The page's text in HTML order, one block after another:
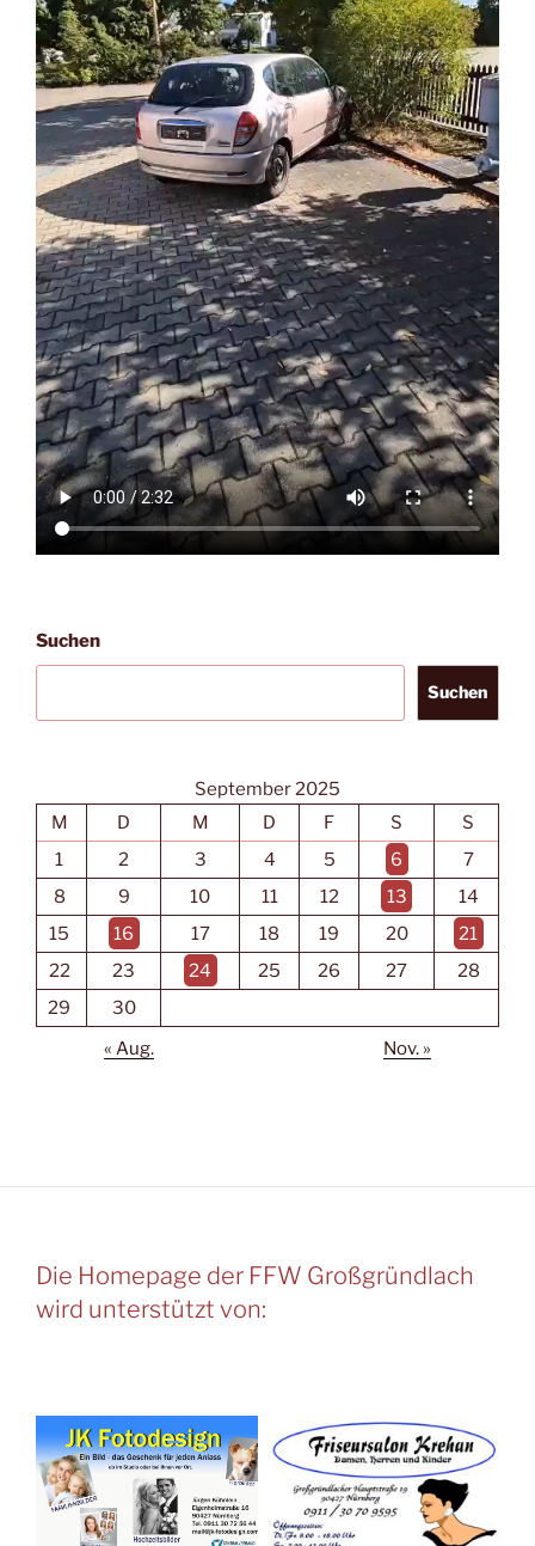
Suchen
Suchen
September 2025
M
D M D F S
S
1
2 3 4 5 6
7
8
9 10 11 12 13
14
15
16 17 18 19 20
21
22
23 24 25 26 27
28
29
30
« Aug.
Nov. »
Die Homepage der FFW Großgründlach
wird unterstützt von: